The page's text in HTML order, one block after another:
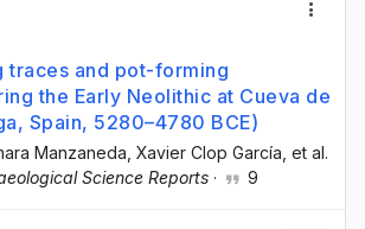
traces and pot-forming
the Early Neolithic at Cueva de
Spain, 5280–4780 BCE)
Manzaneda , Xavier Clop García , et al.
Science Reports · 9